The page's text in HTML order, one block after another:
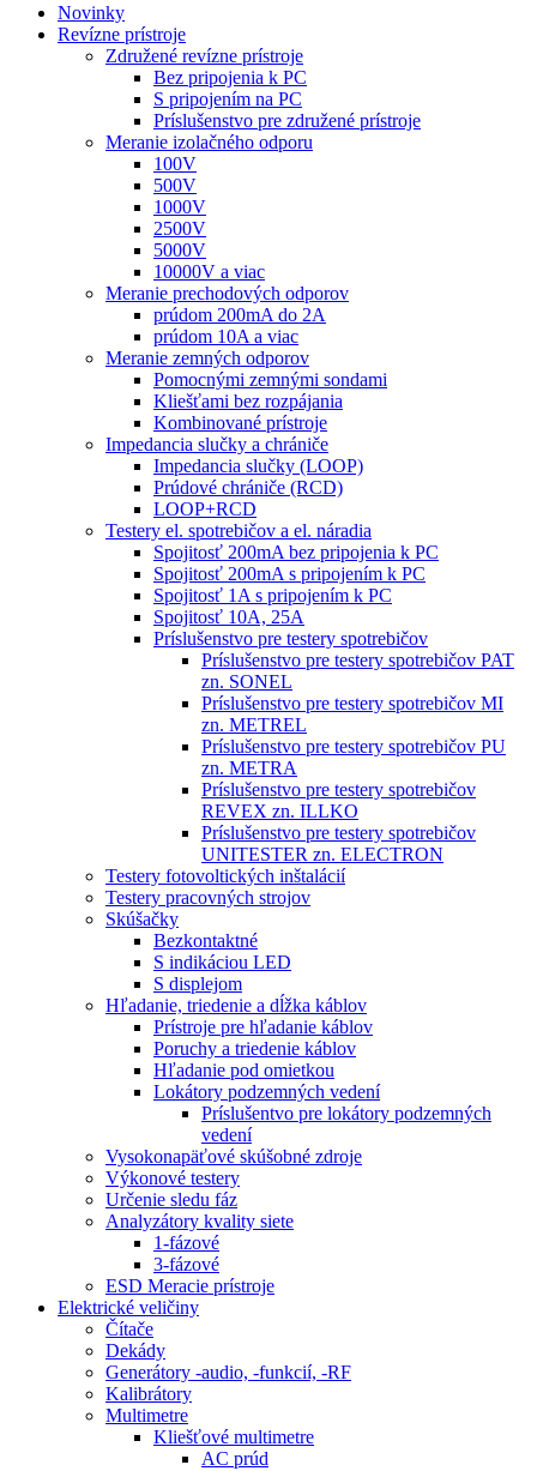
Novinky
Revízne prístroje
Združené revízne prístroje
Bez pripojenia k PC
S pripojením na PC
Príslušenstvo pre združené prístroje
Meranie izolačného odporu
100V
500V
1000V
2500V
5000V
10000V a viac
Meranie prechodových odporov
prúdom 200mA do 2A
prúdom 10A a viac
Meranie zemných odporov
Pomocnými zemnými sondami
Kliešťami bez rozpájania
Kombinované prístroje
Impedancia slučky a chrániče
Impedancia slučky (LOOP)
Prúdové chrániče (RCD)
LOOP+RCD
Testery el. spotrebičov a el. náradia
Spojitosť 200mA bez pripojenia k PC
Spojitosť 200mA s pripojením k PC
Spojitosť 1A s pripojením k PC
Spojitosť 10A, 25A
Príslušenstvo pre testery spotrebičov
Príslušenstvo pre testery spotrebičov PAT
zn. SONEL
Príslušenstvo pre testery spotrebičov MI
zn. METREL
Príslušenstvo pre testery spotrebičov PU
zn. METRA
Príslušenstvo pre testery spotrebičov
REVEX zn. ILLKO
Príslušenstvo pre testery spotrebičov
UNITESTER zn. ELECTRON
Testery fotovoltických inštalácií
Testery pracovných strojov
Skúšačky
Bezkontaktné
S indikáciou LED
S displejom
Hľadanie, triedenie a dĺžka káblov
Prístroje pre hľadanie káblov
Poruchy a triedenie káblov
Hľadanie pod omietkou
Lokátory podzemných vedení
Príslušentvo pre lokátory podzemných
vedení
Vysokonapäťové skúšobné zdroje
Výkonové testery
Určenie sledu fáz
Analyzátory kvality siete
1-fázové
3-fázové
ESD Meracie prístroje
Elektrické veličiny
Čítače
Dekády
Generátory -audio, -funkcií, -RF
Kalibrátory
Multimetre
Kliešťové multimetre
AC prúd